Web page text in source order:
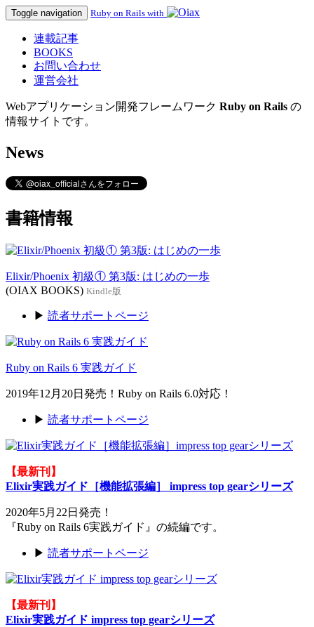
Toggle navigation Ruby on Rails with
連載記事
BOOKS
お問い合わせ
運営会社
Webアプリケーション開発フレームワーク Ruby on Rails の
情報サイトです。
News
書籍情報
Elixir/Phoenix 初級① 第3版: はじめの一歩
(OIAX BOOKS) Kindle版
▶ 読者サポートページ
Ruby on Rails 6 実践ガイド
2019年12月20日発売！Ruby on Rails 6.0対応！
▶ 読者サポートページ
【最新刊】
Elixir実践ガイド［機能拡張編］ impress top gearシリーズ
2020年5月22日発売！
『Ruby on Rails 6実践ガイド』の続編です。
▶ 読者サポートページ
【最新刊】
Elixir実践ガイド impress top gearシリーズ